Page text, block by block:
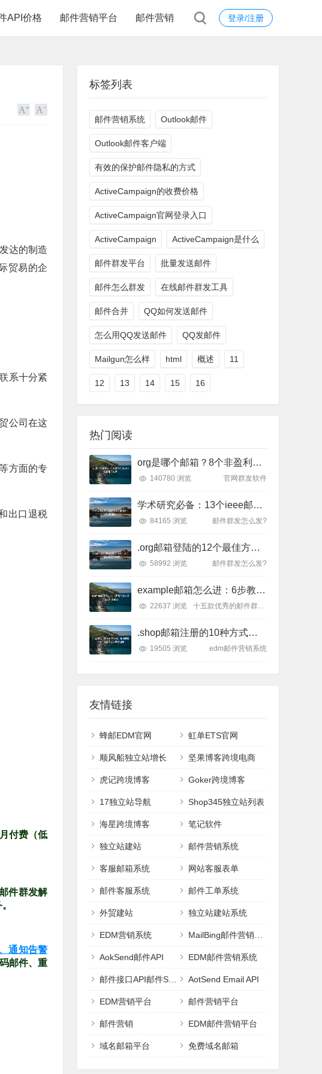
登录/注册
API价格 邮件营销平台 邮件营销
达的制造
贸易的企
系十分紧
公司在这
方面的专
出口退税
付费（低
件群发解
通知告警
邮件、重
标签列表
邮件营销系统 Outlook邮件
Outlook邮件客户端
有效的保护邮件隐私的方式
ActiveCampaign的收费价格
ActiveCampaign官网登录入口
ActiveCampaign ActiveCampaign是什么
邮件群发平台 批量发送邮件
邮件怎么群发 在线邮件群发工具
邮件合并 QQ如何发送邮件
怎么用QQ发送邮件 QQ发邮件
Mailgun怎么样 html 概述 11
12 13 14 15 16
热门阅读
org是哪个邮箱？8个非盈利组织常用邮箱服务推荐
140780 浏览 官网群发软件
学术研究必备：13个ieee邮箱注册与使用指南
84165 浏览 邮件群发怎么发?
.org邮箱登陆的12个最佳方式：从账号找回到安全设置
58992 浏览 邮件群发怎么发?
example邮箱怎么进：6步教你轻松进入Example邮箱
22637 浏览 十五款优秀的邮件群发平台
.shop邮箱注册的10种方式：快速获取个性化邮箱地址的完整指南
19505 浏览 edm邮件营销系统
友情链接
蜂邮EDM官网 虹单ETS官网
顺风船独立站增长 坚果博客跨境电商
虎记跨境博客 Goker跨境博客
17独立站导航 Shop345独立站列表
海星跨境博客 笔记软件
独立站建站 邮件营销系统
客服邮箱系统 网站客服表单
邮件客服系统 邮件工单系统
外贸建站 独立站建站系统
EDM营销系统 MailBing邮件营销平台
AokSend邮件API EDM邮件营销系统
邮件接口API邮件SMTP AotSend Email API
EDM营销平台 邮件营销平台
邮件营销 EDM邮件营销平台
域名邮箱平台 免费域名邮箱